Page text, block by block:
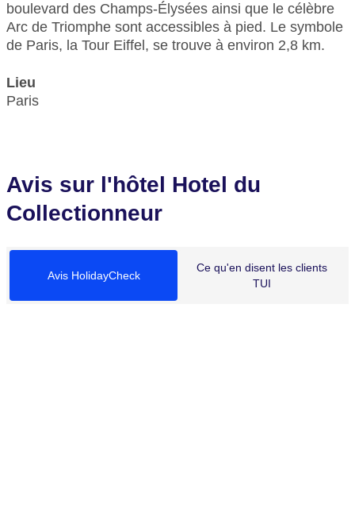
boulevard des Champs-Élysées ainsi que le célèbre
Arc de Triomphe sont accessibles à pied. Le symbole
de Paris, la Tour Eiffel, se trouve à environ 2,8 km.
Lieu
Paris
Avis sur l'hôtel Hotel du
Collectionneur
Avis HolidayCheck
Ce qu'en disent les clients
TUI